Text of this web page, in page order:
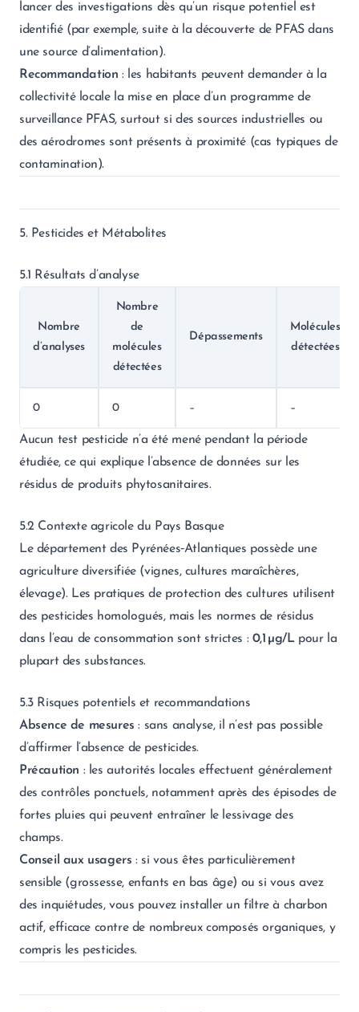
lancer des investigations dès qu’un risque potentiel est
identifié (par exemple, suite à la découverte de PFAS dans
une source d’alimentation).
Recommandation : les habitants peuvent demander à la
collectivité locale la mise en place d’un programme de
surveillance PFAS, surtout si des sources industrielles ou
des aérodromes sont présents à proximité (cas typiques de
contamination).
5. Pesticides et Métabolites
5.1 Résultats d’analyse
Nombre
d’analyses
Nombre
de
molécules
détectées
Dépassements
Molécules
détectées
0 0 – –
Aucun test pesticide n’a été mené pendant la période
étudiée, ce qui explique l’absence de données sur les
résidus de produits phytosanitaires.
5.2 Contexte agricole du Pays Basque
Le département des Pyrénées‑Atlantiques possède une
agriculture diversifiée (vignes, cultures maraîchères,
élevage). Les pratiques de protection des cultures utilisent
des pesticides homologués, mais les normes de résidus
dans l’eau de consommation sont strictes : 0,1 µg/Lpour la
plupart des substances.
5.3 Risques potentiels et recommandations
Absence de mesures : sans analyse, il n’est pas possible
d’affirmer l’absence de pesticides.
Précaution : les autorités locales effectuent généralement
des contrôles ponctuels, notamment après des épisodes de
fortes pluies qui peuvent entraîner le lessivage des
champs.
Conseil aux usagers : si vous êtes particulièrement
sensible (grossesse, enfants en bas âge) ou si vous avez
des inquiétudes, vous pouvez installer un filtre à charbon
actif, efficace contre de nombreux composés organiques, y
compris les pesticides.